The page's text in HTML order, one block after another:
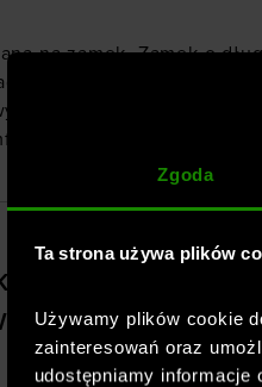
Zgoda
Ta strona używa plików
Używamy plików cookie
zainteresowań oraz
udostępniamy informacje
na zamek. Zamek o
również małe
w technologii UA
treningowa
Tech 1/2
cechy: